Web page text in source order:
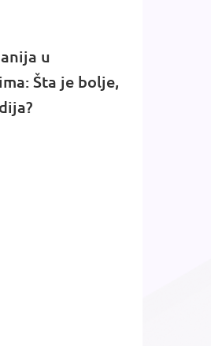
u
Šta je bolje,